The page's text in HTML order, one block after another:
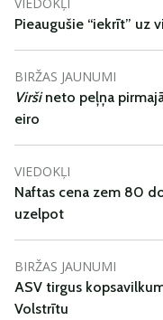
Pieaugušie “iekrīt” uz
BIRŽAS JAUNUMI
Viršineto peļņa
eiro
VIEDOKĻI
Naftas cena zem 80
uzelpot
BIRŽAS JAUNUMI
ASV tirgus
Volstrītu